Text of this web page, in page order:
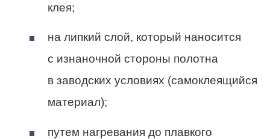
клея;
на липкий слой, который наносится
с изнаночной стороны полотна
в заводских условиях (самоклеящийся
материал);
путем нагревания до плавкого